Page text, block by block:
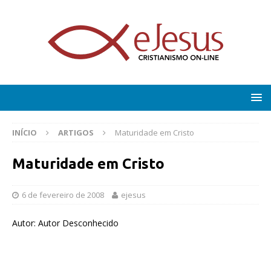
INÍCIO ARTIGOS Maturidade em Cristo
Maturidade em Cristo
6 de fevereiro de 2008 ejesus
Autor: Autor Desconhecido